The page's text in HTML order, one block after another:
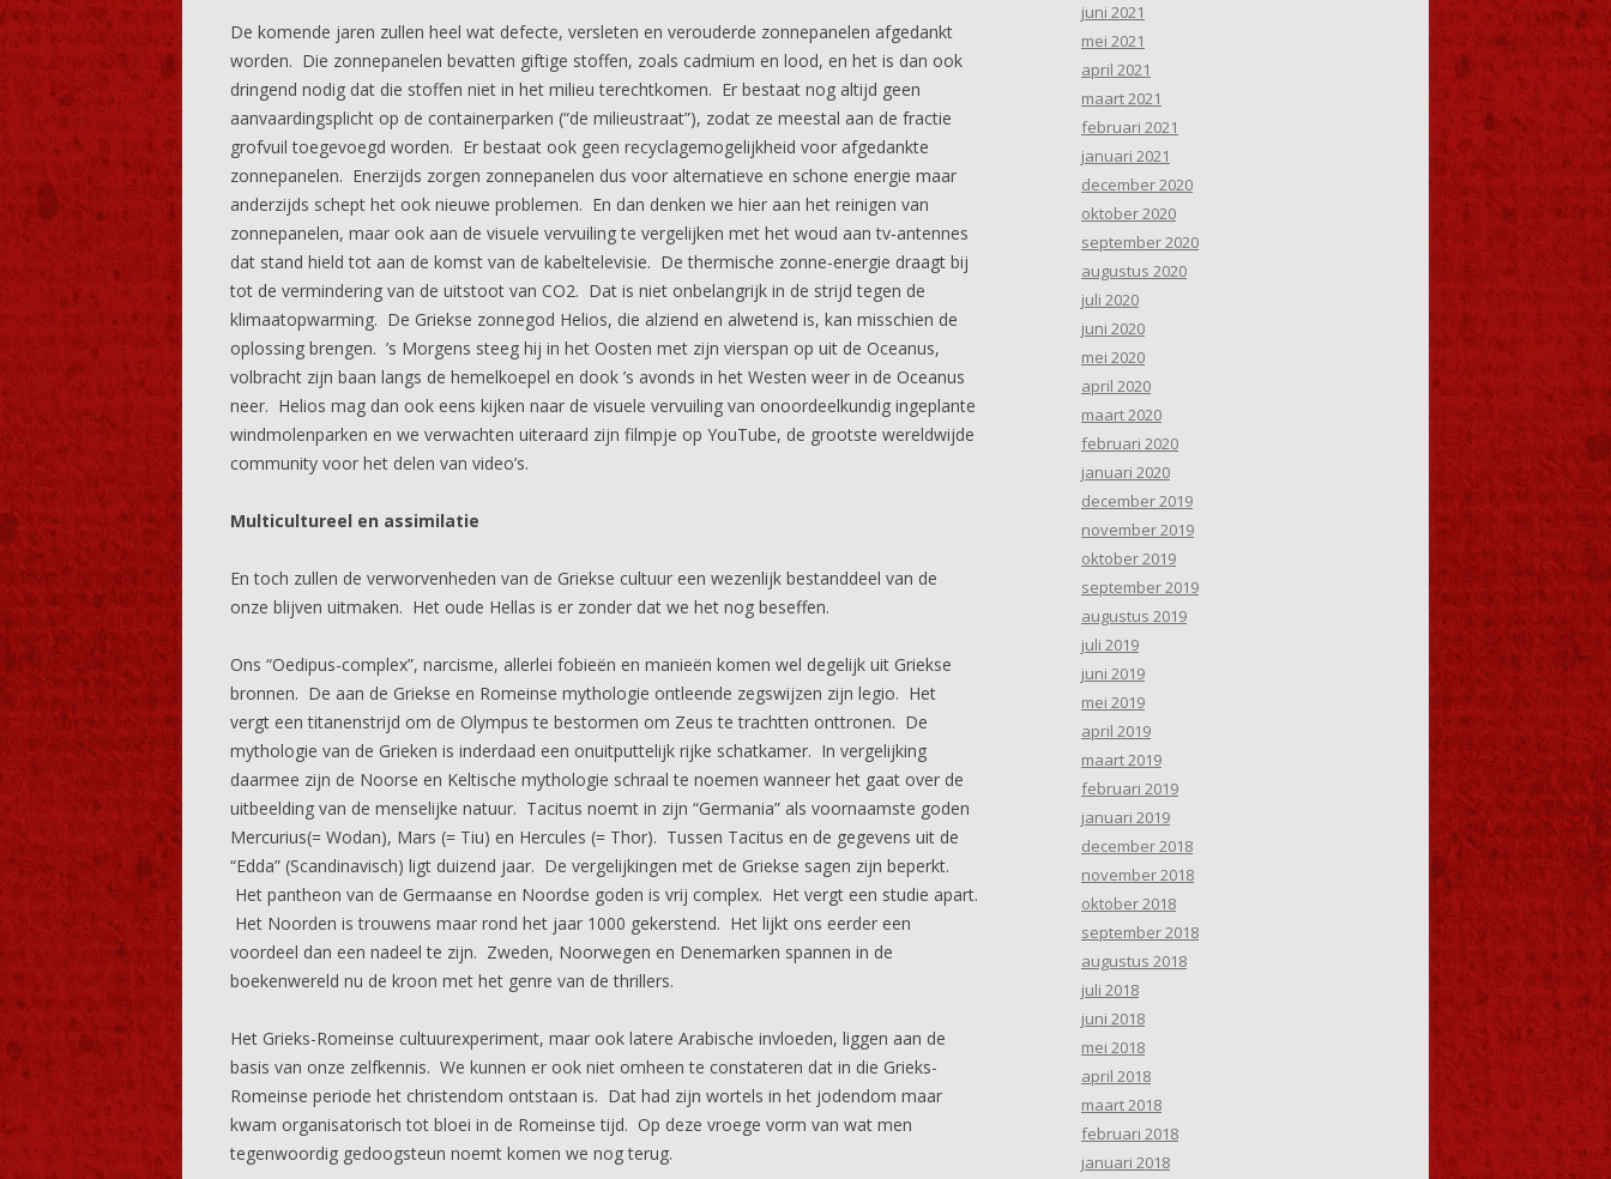
De komende jaren zullen heel wat defecte, versleten en verouderde zonnepanelen afgedankt
worden. Die zonnepanelen bevatten giftige stoffen, zoals cadmium en lood, en het is dan ook
dringend nodig dat die stoffen niet in het milieu terechtkomen. Er bestaat nog altijd geen
aanvaardingsplicht op de containerparken (“de milieustraat”), zodat ze meestal aan de fractie
grofvuil toegevoegd worden. Er bestaat ook geen recyclagemogelijkheid voor afgedankte
zonnepanelen. Enerzijds zorgen zonnepanelen dus voor alternatieve en schone energie maar
anderzijds schept het ook nieuwe problemen. En dan denken we hier aan het reinigen van
zonnepanelen, maar ook aan de visuele vervuiling te vergelijken met het woud aan tv-antennes
dat stand hield tot aan de komst van de kabeltelevisie. De thermische zonne-energie draagt bij
tot de vermindering van de uitstoot van CO2. Dat is niet onbelangrijk in de strijd tegen de
klimaatopwarming. De Griekse zonnegod Helios, die alziend en alwetend is, kan misschien de
oplossing brengen. ’s Morgens steeg hij in het Oosten met zijn vierspan op uit de Oceanus,
volbracht zijn baan langs de hemelkoepel en dook ’s avonds in het Westen weer in de Oceanus
neer. Helios mag dan ook eens kijken naar de visuele vervuiling van onoordeelkundig ingeplante
windmolenparken en we verwachten uiteraard zijn filmpje op YouTube, de grootste wereldwijde
community voor het delen van video’s.
Multicultureel en assimilatie
En toch zullen de verworvenheden van de Griekse cultuur een wezenlijk bestanddeel van de
onze blijven uitmaken. Het oude Hellas is er zonder dat we het nog beseffen.
Ons “Oedipus-complex”, narcisme, allerlei fobieën en manieën komen wel degelijk uit Griekse
bronnen. De aan de Griekse en Romeinse mythologie ontleende zegswijzen zijn legio. Het
vergt een titanenstrijd om de Olympus te bestormen om Zeus te trachtten onttronen. De
mythologie van de Grieken is inderdaad een onuitputtelijk rijke schatkamer. In vergelijking
daarmee zijn de Noorse en Keltische mythologie schraal te noemen wanneer het gaat over de
uitbeelding van de menselijke natuur. Tacitus noemt in zijn “Germania” als voornaamste goden
Mercurius(= Wodan), Mars (= Tiu) en Hercules (= Thor). Tussen Tacitus en de gegevens uit de
“Edda” (Scandinavisch) ligt duizend jaar. De vergelijkingen met de Griekse sagen zijn beperkt.
Het pantheon van de Germaanse en Noordse goden is vrij complex. Het vergt een studie apart.
Het Noorden is trouwens maar rond het jaar 1000 gekerstend. Het lijkt ons eerder een
voordeel dan een nadeel te zijn. Zweden, Noorwegen en Denemarken spannen in de
boekenwereld nu de kroon met het genre van de thrillers.
Het Grieks-Romeinse cultuurexperiment, maar ook latere Arabische invloeden, liggen aan de
basis van onze zelfkennis. We kunnen er ook niet omheen te constateren dat in die Grieks-
Romeinse periode het christendom ontstaan is. Dat had zijn wortels in het jodendom maar
kwam organisatorisch tot bloei in de Romeinse tijd. Op deze vroege vorm van wat men
tegenwoordig gedoogsteun noemt komen we nog terug.
juni 2021
mei 2021
april 2021
maart 2021
februari 2021
januari 2021
december 2020
oktober 2020
september 2020
augustus 2020
juli 2020
juni 2020
mei 2020
april 2020
maart 2020
februari 2020
januari 2020
december 2019
november 2019
oktober 2019
september 2019
augustus 2019
juli 2019
juni 2019
mei 2019
april 2019
maart 2019
februari 2019
januari 2019
december 2018
november 2018
oktober 2018
september 2018
augustus 2018
juli 2018
juni 2018
mei 2018
april 2018
maart 2018
februari 2018
januari 2018